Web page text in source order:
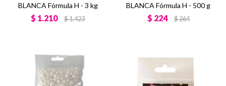
BLANCA Fórmula H - 3 kg
$ 1.210 $1.423
BLANCA Fórmula H - 500 g
$ 224 $264